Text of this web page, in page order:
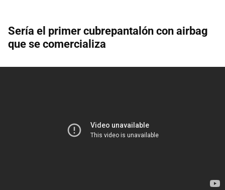
Sería el primer cubrepantalón con airbag
que se comercializa